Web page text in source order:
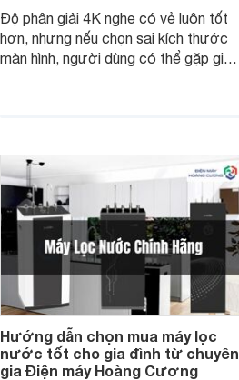
Độ phân giải 4K nghe có vẻ luôn tốt
hơn, nhưng nếu chọn sai kích thước
màn hình, người dùng có thể gặp giao
Hướng dẫn chọn mua máy lọc
nước tốt cho gia đình từ chuyên
gia Điện máy Hoàng Cương